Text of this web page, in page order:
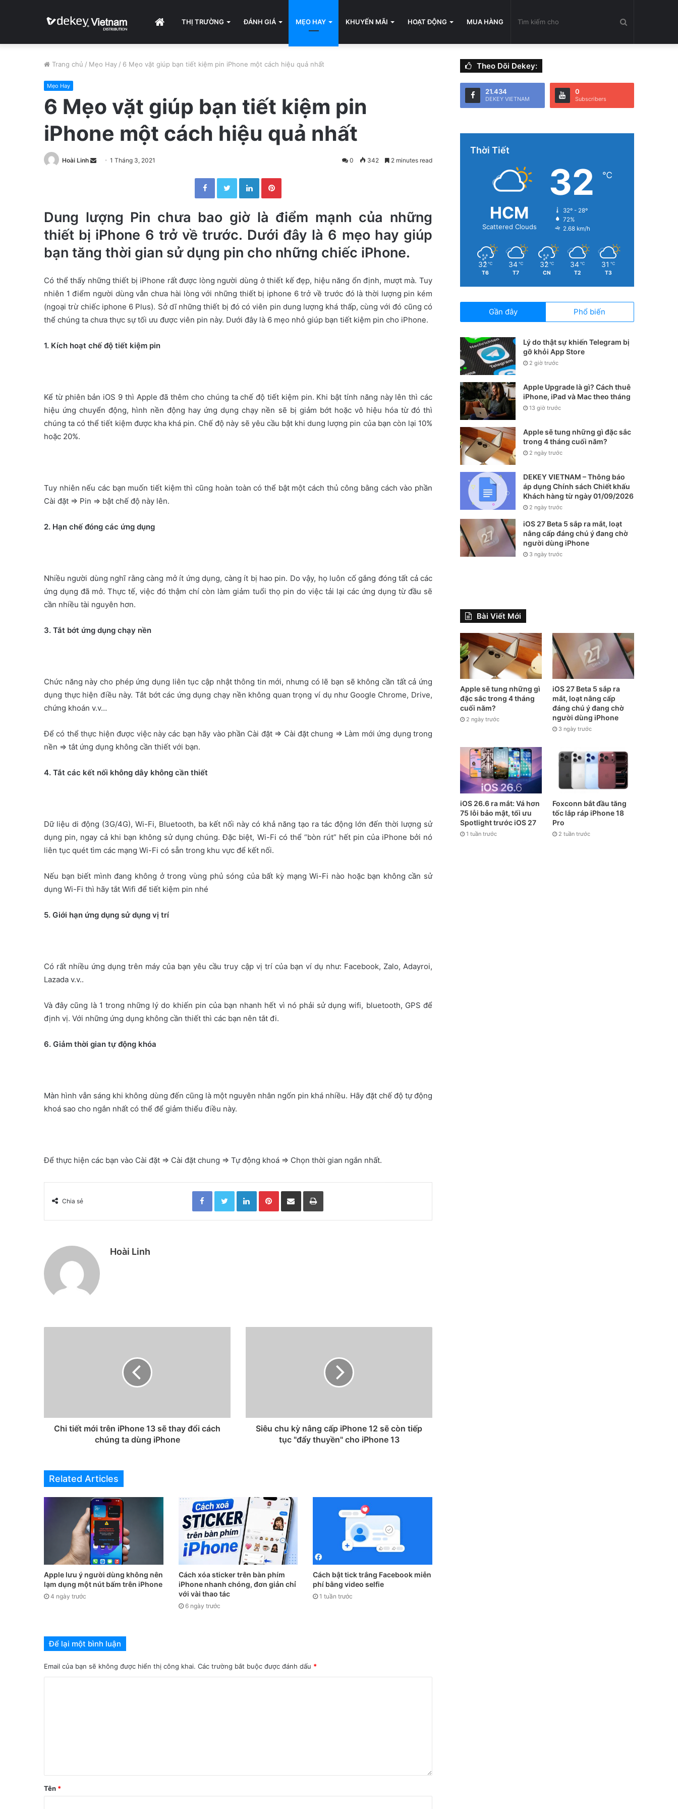
HOMETHỊ TRƯỜNG ĐÁNH GIÁ MẸO HAY KHUYẾN MÃI HOẠT ĐỘNG MUA HÀNG
cho
Trang chủ / Mẹo Hay / 6 Mẹo vặt giúp bạn tiết kiệm pin iPhone một cách hiệu quả nhất
Mẹo Hay
6 Mẹo vặt giúp bạn tiết kiệm pin
iPhone một cách hiệu quả nhất
Hoài Linh
n
e
a
l
1 Tháng 3, 2021 0 342 2 minutes read
Facebook Twitter LinkedIn
Dung lượng Pin chưa bao giờ là điểm mạnh của những
thiết bị iPhone 6 trở về trước. Dưới đây là 6 mẹo hay giúp
bạn tăng thời gian sử dụng pin cho những chiếc iPhone.
Có thể thấy những thiết bị iPhone rất được lòng người dùng ở thiết kế đẹp, hiệu năng ổn định, mượt mà. Tuy
nhiên 1 điểm người dùng vẫn chưa hài lòng với những thiết bị iphone 6 trở về trước đó là thời lượng pin kém
(ngoại trừ chiếc iphone 6 Plus). Sở dĩ những thiết bị đó có viên pin dung lượng khá thấp, cùng với đó cũng có
thể chúng ta chưa thực sự tối ưu được viên pin này. Dưới đây là 6 mẹo nhỏ giúp bạn tiết kiệm pin cho iPhone.
1. Kích hoạt chế độ tiết kiệm pin
Kể từ phiên bản iOS 9 thì Apple đã thêm cho chúng ta chế độ tiết kiệm pin. Khi bật tính năng này lên thì các
hiệu ứng chuyển động, hình nền động hay ứng dụng chạy nền sẽ bị giảm bớt hoặc vô hiệu hóa từ đó thì
chúng ta có thể tiết kiệm được kha khá pin. Chế độ này sẽ yêu cầu bật khi dung lượng pin của bạn còn lại 10%
hoặc 20%.
Tuy nhiên nếu các bạn muốn tiết kiệm thì cũng hoàn toàn có thể bật một cách thủ công bằng cách vào phần
Cài đặt => Pin => bật chế độ này lên.
2. Hạn chế đóng các ứng dụng
Nhiều người dùng nghĩ rằng càng mở ít ứng dụng, càng ít bị hao pin. Do vậy, họ luôn cố gắng đóng tất cả các
ứng dụng đã mở. Thực tế, việc đó thậm chí còn làm giảm tuổi thọ pin do việc tải lại các ứng dụng từ đầu sẽ
cần nhiều tài nguyên hơn.
3. Tắt bớt ứng dụng chạy nền
Chức năng này cho phép ứng dụng liên tục cập nhật thông tin mới, nhưng có lẽ bạn sẽ không cần tất cả ứng
dụng thực hiện điều này. Tắt bớt các ứng dụng chạy nền không quan trọng ví dụ như Google Chrome, Drive,
chứng khoán v.v…
Để có thể thực hiện được việc này các bạn hãy vào phần Cài đặt => Cài đặt chung => Làm mới ứng dụng trong
nền => tắt ứng dụng không cần thiết với bạn.
4. Tắt các kết nối không dây không cần thiết
Dữ liệu di động (3G/4G), Wi-Fi, Bluetooth, ba kết nối này có khả năng tạo ra tác động lớn đến thời lượng sử
dụng pin, ngay cả khi bạn không sử dụng chúng. Đặc biệt, Wi-Fi có thể “bòn rút” hết pin của iPhone bởi nó
liên tục quét tìm các mạng Wi-Fi có sẵn trong khu vực để kết nối.
Nếu bạn biết mình đang không ở trong vùng phủ sóng của bất kỳ mạng Wi-Fi nào hoặc bạn không cần sử
dụng Wi-Fi thì hãy tắt Wifi để tiết kiệm pin nhé
5. Giới hạn ứng dụng sử dụng vị trí
Có rất nhiều ứng dụng trên máy của bạn yêu cầu truy cập vị trí của bạn ví dụ như: Facebook, Zalo, Adayroi,
Lazada v.v..
Và đây cũng là 1 trong những lý do khiến pin của bạn nhanh hết vì nó phải sử dụng wifi, bluetooth, GPS để
định vị. Với những ứng dụng không cần thiết thì các bạn nên tắt đi.
6. Giảm thời gian tự động khóa
Màn hình vẫn sáng khi không dùng đến cũng là một nguyên nhân ngốn pin khá nhiều. Hãy đặt chế độ tự động
khoá sao cho ngắn nhất có thể để giảm thiểu điều này.
Để thực hiện các bạn vào Cài đặt => Cài đặt chung => Tự động khoá => Chọn thời gian ngắn nhất.
Chia sẻ
Facebook Twitter LinkedIn Pinterest Chia sẻ qua email In
Hoài Linh
Chi tiết mới trên iPhone 13 sẽ thay đổi cách
chúng ta dùng iPhone
Siêu chu kỳ nâng cấp iPhone 12 sẽ còn tiếp
tục "đẩy thuyền" cho iPhone 13
Related Articles
Apple lưu ý người dùng không nên
lạm dụng một nút bấm trên iPhone
4 ngày trước
Cách xóa sticker trên bàn phím
iPhone nhanh chóng, đơn giản chỉ
với vài thao tác
6 ngày trước
Cách bật tick trắng Facebook miễn
phí bằng video selfie
1 tuần trước
Để lại một bình luận
Email của bạn sẽ không được hiển thị công khai. Các trường bắt buộc được đánh dấu *
Tên *
Theo Dõi Dekey:
21.434
DEKEY VIETNAM
0
Subscribers
Thời Tiết
HCM
Scattered Clouds
32 ℃
32º - 28º
72%
2.68 km/h
32 ℃
T6
34 ℃
T7
32 ℃
CN
34 ℃
T2
31 ℃
T3
Gần đây Phổ biến
Lý do thật sự khiến Telegram bị
gỡ khỏi App Store
2 giờ trước
Apple Upgrade là gì? Cách thuê
iPhone, iPad và Mac theo tháng
13 giờ trước
Apple sẽ tung những gì đặc sắc
trong 4 tháng cuối năm?
2 ngày trước
DEKEY VIETNAM – Thông báo
áp dụng Chính sách Chiết khấu
Khách hàng từ ngày 01/09/2026
2 ngày trước
iOS 27 Beta 5 sắp ra mắt, loạt
nâng cấp đáng chú ý đang chờ
người dùng iPhone
3 ngày trước
Bài Viết Mới
Apple sẽ tung những gì
đặc sắc trong 4 tháng
cuối năm?
2 ngày trước
iOS 27 Beta 5 sắp ra
mắt, loạt nâng cấp
đáng chú ý đang chờ
người dùng iPhone
3 ngày trước
iOS 26.6 ra mắt: Vá hơn
75 lỗi bảo mật, tối ưu
Spotlight trước iOS 27
1 tuần trước
Foxconn bắt đầu tăng
tốc lắp ráp iPhone 18
Pro
2 tuần trước